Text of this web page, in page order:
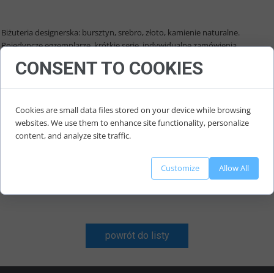
Biżuteria designerska: bursztyn, srebro, złoto, kamienie naturalne.
Pojedyncze egzemplarze, krótkie serie, indywidualne zamówienia.
powrót do listy
CONSENT TO COOKIES
Cookies are small data files stored on your device while browsing
websites. We use them to enhance site functionality, personalize
content, and analyze site traffic.
Customize Allow All